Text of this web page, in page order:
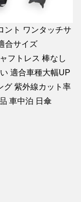
ント ワンタッチサ
合サイズ
フトレス 棒なし
適合車種大幅UP
グ 紫外線カット率
車中泊 日傘